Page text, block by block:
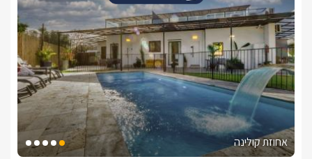
אחוזת קולינה